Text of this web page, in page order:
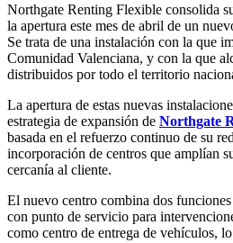
Northgate Renting Flexible consolida
la apertura este mes de abril de un
Se trata de una instalación con la que
Comunidad Valenciana, y con la que
distribuidos por todo el territorio
La apertura de estas nuevas
estrategia de expansión de Northgate
basada en el refuerzo continuo de su
incorporación de centros que amplían
cercanía al cliente.
El nuevo centro combina dos
con punto de servicio para
como centro de entrega de vehículos,